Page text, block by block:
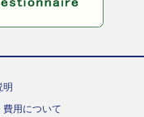
明
用について